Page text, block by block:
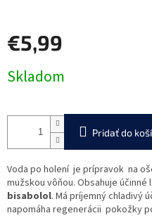
€5,99
cena:
Skladom
Pridať do
Voda po holení je prípravok na
mužskou vôňou. Obsahuje účinné
bisabolol. Má príjemný chladivý
napomáha regenerácii pokožky